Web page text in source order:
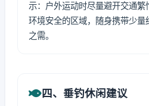
示：户外运动时尽量避开交通繁
环境安全的区域，随身携带少
之需。
四、垂钓休闲建议